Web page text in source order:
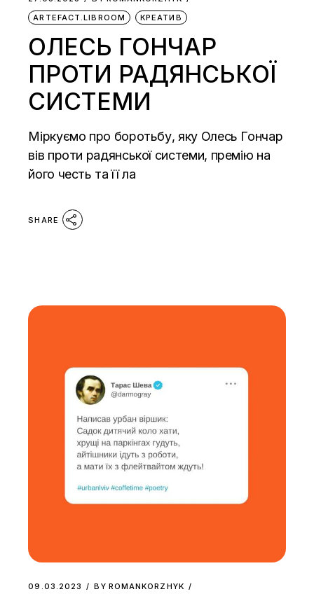
ARTEFACT.LIBROOM
КРЕАТИВ
ОЛЕСЬ ГОНЧАР
ПРОТИ РАДЯНСЬКОЇ
СИСТЕМИ
Міркуємо про боротьбу, яку Олесь Гончар
вів проти радянської системи, премію на
його честь та її ла
SHARE
09.03.2023 BY ROMANKORZHYK